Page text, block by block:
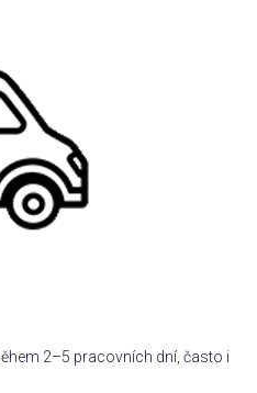
2–5 pracovních dní, často i